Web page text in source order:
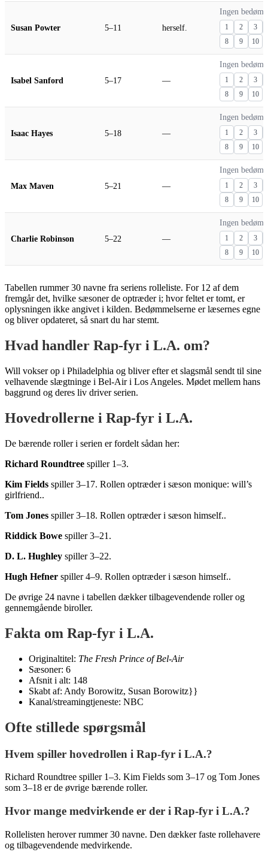
Susan Powter 5–11 herself.
Ingen
1 2
3
8
9 10
Isabel Sanford 5–17 —
Ingen
1 2
3
8
9 10
Isaac Hayes 5–18 —
Ingen
1 2
3
8
9 10
Max Maven 5–21 —
Ingen
1 2
3
8
9 10
Charlie Robinson 5–22 —
Ingen
1 2
3
8
9 10
Tabellen rummer 30 navne fra seriens rolleliste. For 12 af dem
fremgår det, hvilke sæsoner de optræder i; hvor feltet er tomt, er
oplysningen ikke angivet i kilden. Bedømmelserne er læsernes egne
og bliver opdateret, så snart du har stemt.
Hvad handler Rap-fyr i L.A. om?
Will vokser op i Philadelphia og bliver efter et slagsmål sendt til sine
velhavende slægtninge i Bel-Air i Los Angeles. Mødet mellem hans
baggrund og deres liv driver serien.
Hovedrollerne i Rap-fyr i L.A.
De bærende roller i serien er fordelt sådan her:
Richard Roundtree spiller 1–3.
Kim Fields spiller 3–17. Rollen optræder i sæson monique: will’s
girlfriend..
Tom Jones spiller 3–18. Rollen optræder i sæson himself..
Riddick Bowe spiller 3–21.
D. L. Hughley spiller 3–22.
Hugh Hefner spiller 4–9. Rollen optræder i sæson himself..
De øvrige 24 navne i tabellen dækker tilbagevendende roller og
gennemgående biroller.
Fakta om Rap-fyr i L.A.
Originaltitel: The Fresh Prince of Bel-Air
Sæsoner: 6
Afsnit i alt: 148
Skabt af: Andy Borowitz, Susan Borowitz}}
Kanal/streamingtjeneste: NBC
Ofte stillede spørgsmål
Hvem spiller hovedrollen i Rap-fyr i L.A.?
Richard Roundtree spiller 1–3. Kim Fields som 3–17 og Tom Jones
som 3–18 er de øvrige bærende roller.
Hvor mange medvirkende er der i Rap-fyr i L.A.?
Rollelisten herover rummer 30 navne. Den dækker faste rollehavere
og tilbagevendende medvirkende.